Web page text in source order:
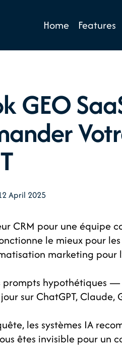
Home Features
GEO
April 2025
CRM pour une équipe
le mieux pour
marketing pour
prompts hypothétiques
sur ChatGPT, Claude,
les systèmes IA
êtes invisible pour un